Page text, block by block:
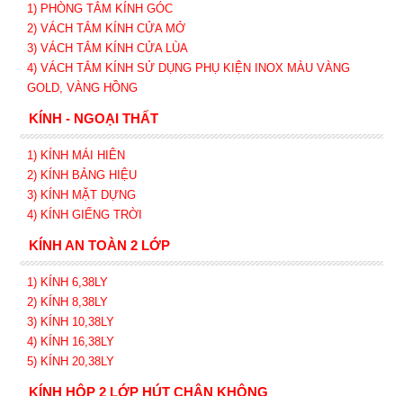
1) PHÒNG TẮM KÍNH GÓC
2) VÁCH TẮM KÍNH CỬA MỞ
3) VÁCH TẮM KÍNH CỬA LÙA
4) VÁCH TẮM KÍNH SỬ DỤNG PHỤ KIỆN INOX MÀU VÀNG
GOLD, VÀNG HỒNG
KÍNH - NGOẠI THẤT
1) KÍNH MÁI HIÊN
2) KÍNH BẢNG HIỆU
3) KÍNH MẶT DỰNG
4) KÍNH GIẾNG TRỜI
KÍNH AN TOÀN 2 LỚP
1) KÍNH 6,38LY
2) KÍNH 8,38LY
3) KÍNH 10,38LY
4) KÍNH 16,38LY
5) KÍNH 20,38LY
KÍNH HỘP 2 LỚP HÚT CHÂN KHÔNG